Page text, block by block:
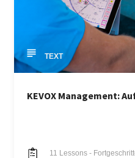
TEXT
KEVOX Management:
11 Lessons -